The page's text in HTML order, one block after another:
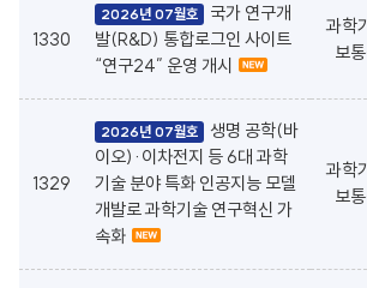
1330
2026년 07월호
국가 연구개
발(R&D) 통합로그인 사이트
“연구24” 운영 개시
과학
보
1329
2026년 07월호
생명 공학(바
이오)·이차전지 등 6대 과학
기술 분야 특화 인공지능 모델
개발로 과학기술 연구혁신 가
속화
과학
보